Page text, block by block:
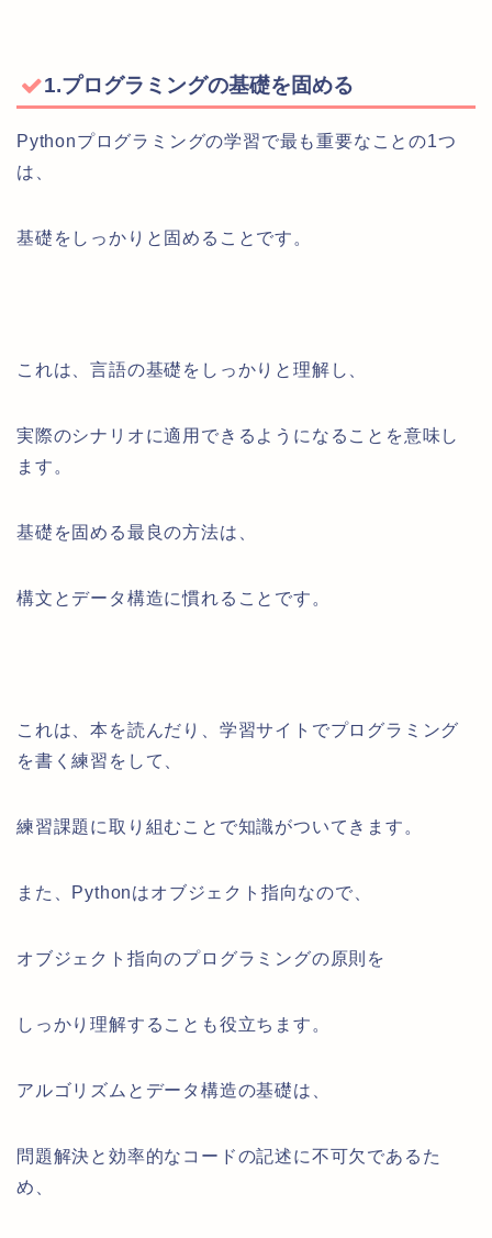
1.プログラミングの基礎を固める
Pythonプログラミングの学習で最も重要なことの1つ
は、
基礎をしっかりと固めることです。
これは、言語の基礎をしっかりと理解し、
実際のシナリオに適用できるようになることを意味し
ます。
基礎を固める最良の方法は、
構文とデータ構造に慣れることです。
これは、本を読んだり、学習サイトでプログラミング
を書く練習をして、
練習課題に取り組むことで知識がついてきます。
また、Pythonはオブジェクト指向なので、
オブジェクト指向のプログラミングの原則を
しっかり理解することも役立ちます。
アルゴリズムとデータ構造の基礎は、
問題解決と効率的なコードの記述に不可欠であるた
め、